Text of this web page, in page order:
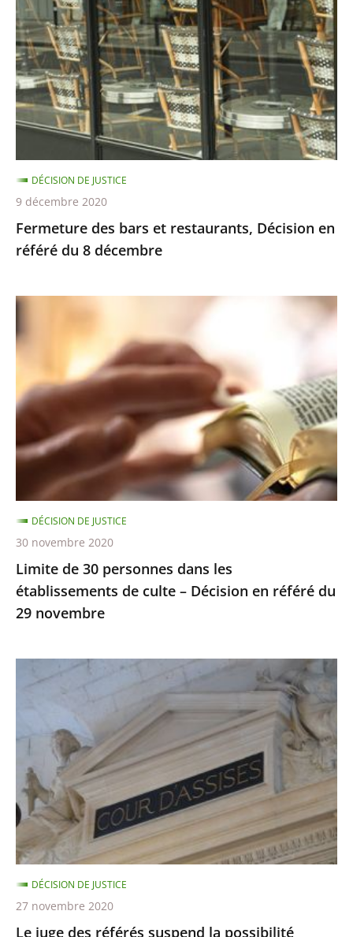
bars
et
restaurants,
Décision
en
référé
8
décembre
Fermeture des bars et restaurants, Décision en
référé du 8 décembre
DÉCISION DE JUSTICE
9 décembre 2020
Limite
30
personnes
dans
les
établissements
de
culte
–
Décision
en
référé
du
29
Limite de 30 personnes dans les
établissements de culte – Décision en référé du
29 novembre
DÉCISION DE JUSTICE
30 novembre 2020
juge
des
référés
suspend
possibilité
d’utiliser
la
visio-
conférence
lors
Le juge des référés suspend la possibilité
DÉCISION DE JUSTICE
27 novembre 2020